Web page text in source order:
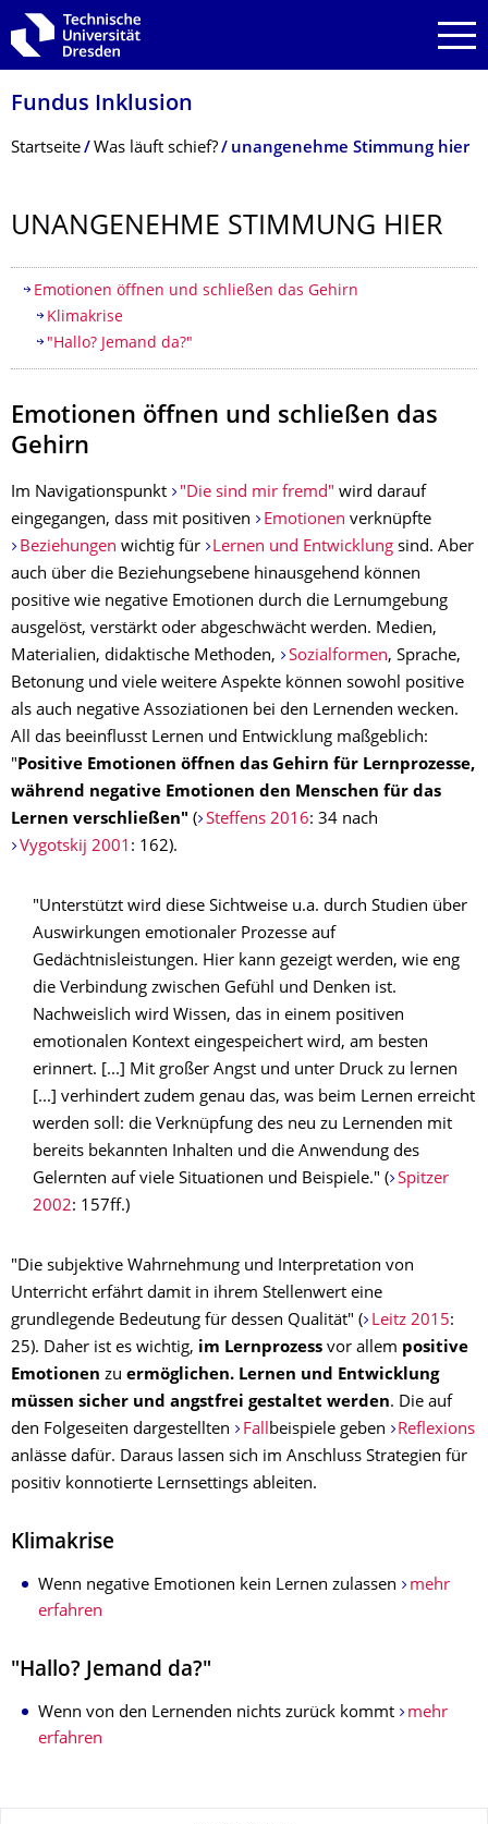
Zur Hauptnavigation springen
Zur Suche springen
Zum Inhalt springen
Fundus Inklusion
Breadcrumb-Menü
Startseite Was läuft schief? unangenehme Stimmung hier
UNANGENEHME STIMMUNG HIER
Inhaltsverzeichnis
Emotionen öffnen und schließen das Gehirn
Klimakrise
"Hallo? Jemand da?"
Emotionen öffnen und schließen das
Gehirn
Im Navigationspunkt "Die sind mir fremd" wird darauf
eingegangen, dass mit positiven
Emotionen verknüpfte
Beziehungen wichtig für Lernen und Entwicklung sind. Aber
auch über die Beziehungsebene hinausgehend können
positive wie negative Emotionen durch die Lernumgebung
ausgelöst, verstärkt oder abgeschwächt werden. Medien,
Materialien, didaktische Methoden,
Sozialformen, Sprache,
Betonung und viele weitere Aspekte können sowohl positive
als auch negative Assoziationen bei den Lernenden wecken.
All das beeinflusst Lernen und Entwicklung maßgeblich:
"Positive Emotionen öffnen das Gehirn für Lernprozesse,
während negative Emotionen den Menschen für das
Lernen verschließen" ( Steffens 2016: 34 nach
Vygotskij 2001 : 162).
"Unterstützt wird diese Sichtweise u.a. durch Studien über
Auswirkungen emotionaler Prozesse auf
Gedächtnisleistungen. Hier kann gezeigt werden, wie eng
die Verbindung zwischen Gefühl und Denken ist.
Nachweislich wird Wissen, das in einem positiven
emotionalen Kontext eingespeichert wird, am besten
erinnert. [...] Mit großer Angst und unter Druck zu lernen
[...] verhindert zudem genau das, was beim Lernen erreicht
werden soll: die Verknüpfung des neu zu Lernenden mit
bereits bekannten Inhalten und die Anwendung des
Gelernten auf viele Situationen und Beispiele." ( Spitzer
2002: 157ff.)
"Die subjektive Wahrnehmung und Interpretation von
Unterricht erfährt damit in ihrem Stellenwert eine
grundlegende Bedeutung für dessen Qualität" ( Leitz 2015:
25). Daher ist es wichtig, im Lernprozess vor allem positive
Emotionen zu ermöglichen. Lernen und Entwicklung
müssen sicher und angstfrei gestaltet werden. Die auf
den Folgeseiten dargestellten
Fallbeispiele geben
Reflexions
anlässe dafür. Daraus lassen sich im Anschluss Strategien für
positiv konnotierte Lernsettings ableiten.
Klimakrise
Wenn negative Emotionen kein Lernen zulassen
mehr
erfahren
"Hallo? Jemand da?"
Wenn von den Lernenden nichts zurück kommt
mehr
erfahren